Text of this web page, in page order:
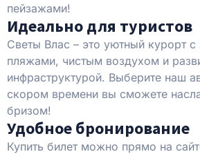
пейзажами!
Идеально для туристов
Светы Влас – это уютный курорт
пляжами, чистым воздухом и
инфраструктурой. Выберите наш
скором времени вы сможете
бризом!
Удобное бронирование
Купить билет можно прямо на